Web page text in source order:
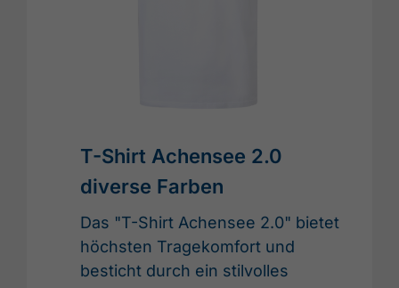
T-Shirt Achensee 2.0
diverse Farben
Das "T-Shirt Achensee 2.0" bietet
höchsten Tragekomfort und
besticht durch ein stilvolles